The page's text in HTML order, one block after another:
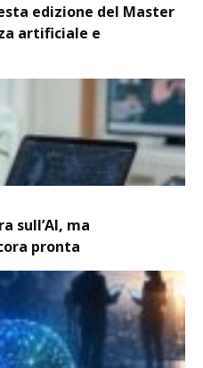
edizione del Master
artificiale e
sull’AI, ma
pronta